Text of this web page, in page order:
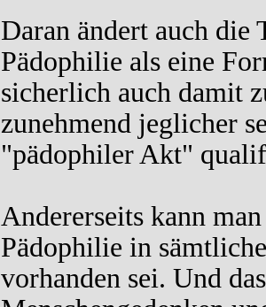
Daran ändert auch die
Pädophilie als eine
sicherlich auch damit
zunehmend jeglicher
"pädophiler Akt"
Andererseits kann
Pädophilie in
vorhanden sei. Und